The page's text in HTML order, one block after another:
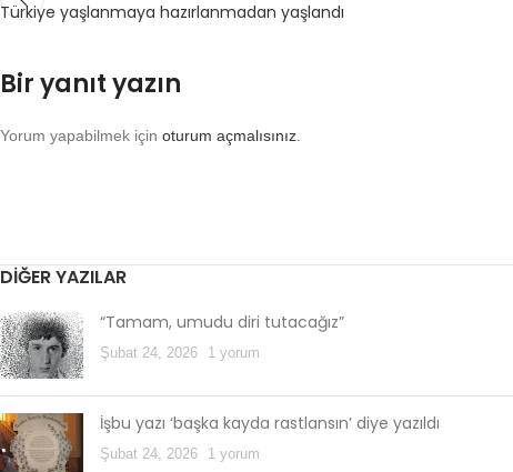
Türkiye yaşlanmaya hazırlanmadan yaşlandı
Bir yanıt yazın
Yorum yapabilmek için oturum açmalısınız
DIĞER YAZILAR
“Tamam, umudu diri tutacağız”
Şubat 24, 2026 1 yorum
İşbu yazı ‘başka kayda rastlansın’ diye yazıldı
Şubat 24, 2026 1 yorum